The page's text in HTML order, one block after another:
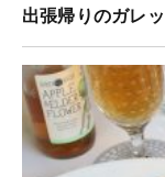
出張帰りのガレ